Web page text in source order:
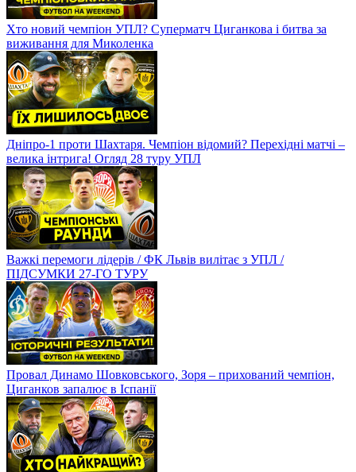
Хто новий чемпіон УПЛ? Суперматч Циганкова і битва за
виживання для Миколенка
Дніпро-1 проти Шахтаря. Чемпіон відомий? Перехідні матчі –
велика інтрига! Огляд 28 туру УПЛ
Важкі перемоги лідерів / ФК Львів вилітає з УПЛ /
ПІДСУМКИ 27-ГО ТУРУ
Провал Динамо Шовковського, Зоря – прихований чемпіон,
Циганков запалює в Іспанії